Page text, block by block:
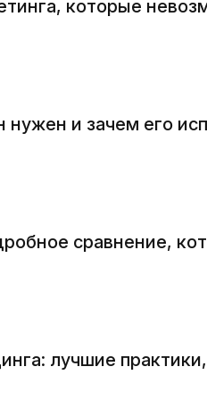
которые
нужен и зачем его
сравнение,
лучшие